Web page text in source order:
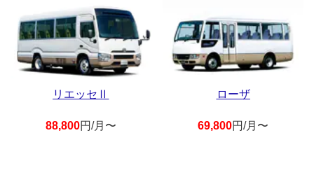
リエッセⅡ
88,800円/月〜
ローザ
69,800円/月〜